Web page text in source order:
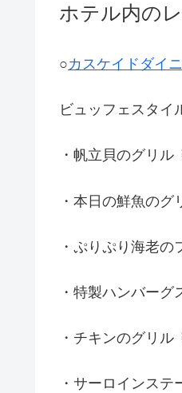
ホテル内の
○カスケイドダイ
ビュッフェスタイ
・帆立貝のグリル
・本日の鮮魚のグ
・ぷりぷり海老
・特製ハンバー
・チキンのグリル
・サーロインス